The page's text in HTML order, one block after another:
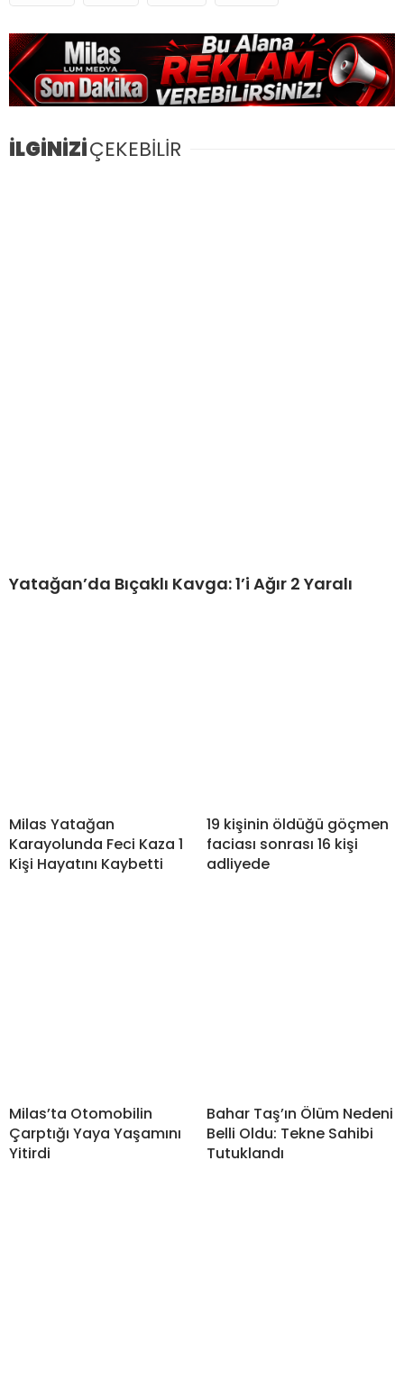
İLGİNİZİÇEKEBİLİR
Yatağan’da Bıçaklı Kavga: 1’i Ağır 2 Yaralı
Milas Yatağan
Karayolunda Feci Kaza 1
Kişi Hayatını Kaybetti
19 kişinin öldüğü göçmen
faciası sonrası 16 kişi
adliyede
Milas’ta Otomobilin
Çarptığı Yaya Yaşamını
Yitirdi
Bahar Taş’ın Ölüm Nedeni
Belli Oldu: Tekne Sahibi
Tutuklandı